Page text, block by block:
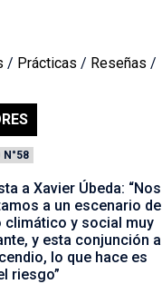
/ Prácticas / Reseñas /
N°58
a Xavier Úbeda: “Nos
a un escenario de
climático y social muy
y esta conjunción a
lo que hace es
riesgo”